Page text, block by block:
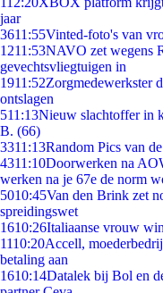
jaar
3611:55Vinted-foto's van
1211:53NAVO zet wegens
gevechtsvliegtuigen in
1911:52Zorgmedewerkster
ontslagen
511:13Nieuw slachtoffer in
B. (66)
3311:13Random Pics van
4311:10Doorwerken na
werken na je 67e de norm
5010:45Van den Brink zet
spreidingswet
1610:26Italiaanse vrouw
1110:20Accell,
betaling aan
1610:14Datalek bij Bol en